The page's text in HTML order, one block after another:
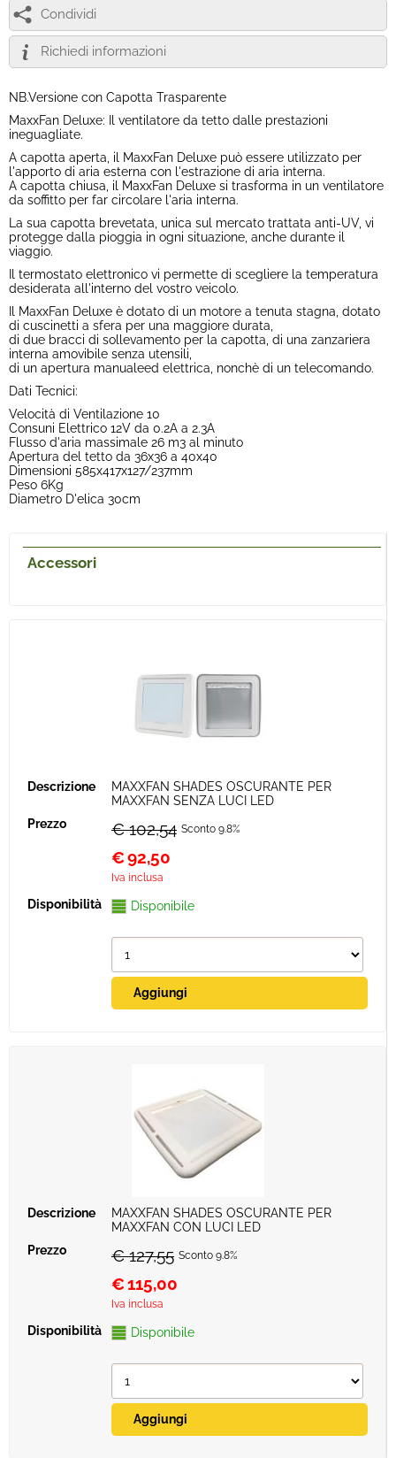
Condividi
Richiedi informazioni
NB.Versione con Capotta Trasparente
MaxxFan Deluxe: Il ventilatore da tetto dalle prestazioni
ineguagliate.
A capotta aperta, il MaxxFan Deluxe può essere utilizzato per
l'apporto di aria esterna con l'estrazione di aria interna.
A capotta chiusa, il MaxxFan Deluxe si trasforma in un ventilatore
da soffitto per far circolare l'aria interna.
La sua capotta brevetata, unica sul mercato trattata anti-UV, vi
protegge dalla pioggia in ogni situazione, anche durante il
viaggio.
Il termostato elettronico vi permette di scegliere la temperatura
desiderata all'interno del vostro veicolo.
Il MaxxFan Deluxe è dotato di un motore a tenuta stagna, dotato
di cuscinetti a sfera per una maggiore durata,
di due bracci di sollevamento per la capotta, di una zanzariera
interna amovibile senza utensili,
di un apertura manualeed elettrica, nonchè di un telecomando.
Dati Tecnici:
Velocità di Ventilazione 10
Consuni Elettrico 12V da 0.2A a 2.3A
Flusso d'aria massimale 26 m3 al minuto
Apertura del tetto da 36x36 a 40x40
Dimensioni 585x417x127/237mm
Peso 6Kg
Diametro D'elica 30cm
Accessori
MAXXFAN SHADES OSCURANTE PER
MAXXFAN SENZA LUCI LED
€ 102,54 Sconto 9.8%
€92,50
Iva inclusa
Disponibile
MAXXFAN SHADES OSCURANTE PER
MAXXFAN CON LUCI LED
€ 127,55 Sconto 9.8%
€115,00
Iva inclusa
Disponibile